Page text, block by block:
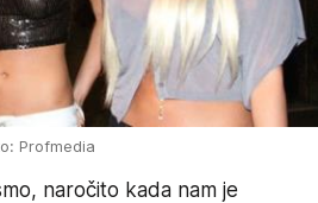
Profmedia
naročito kada nam je